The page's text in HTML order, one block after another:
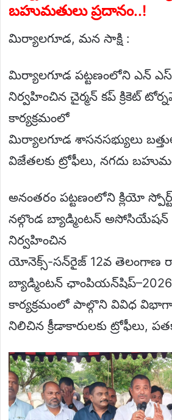
బహుమతులు ప్రదానం..!
మిర్యాలగూడ, మన సాక్షి :
మిర్యాలగూడ పట్టణంలోని ఎన్ ఎస్
నిర్వహించిన చైర్మన్ కప్ క్రికెట్
కార్యక్రమంలో
మిర్యాలగూడ శాసనసభ్యులు
విజేతలకు ట్రోఫీలు, నగదు
అనంతరం పట్టణంలోని క్లియో
నల్గొండ బ్యాడ్మింటన్ అసోసియేషన్
నిర్వహించిన
యోనెక్స్-సన్‌రైజ్ 12వ తెలంగాణ
బ్యాడ్మింటన్ ఛాంపియన్‌షిప్–2026
కార్యక్రమంలో పాల్గొని వివిధ
నిలిచిన క్రీడాకారులకు ట్రోఫీలు,